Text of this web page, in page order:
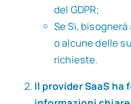
del GDPR;
Se Sì,
o alcune delle
richieste.
Il provider SaaS ha